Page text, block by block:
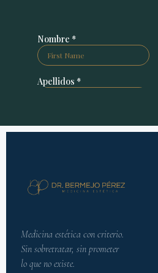
Medicina estética con criterio.
Sin sobretratar, sin prometer
lo que no existe.